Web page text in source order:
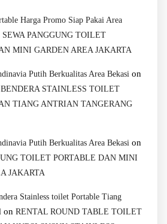
Harga Promo Siap Pakai Area
SEWA PANGGUNG TOILET
MINI GARDEN AREA JAKARTA
Putih Berkualitas Area Bekasi on
STAINLESS TOILET
TIANG ANTRIAN TANGERANG
Putih Berkualitas Area Bekasi on
TOILET PORTABLE DAN MINI
JAKARTA
Stainless toilet Portable Tiang
on RENTAL ROUND TABLE TOILET